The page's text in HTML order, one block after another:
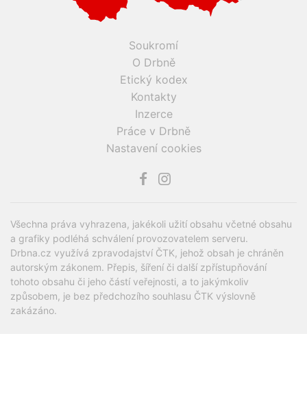
Soukromí
O Drbně
Etický kodex
Kontakty
Inzerce
Práce v Drbně
Nastavení cookies
Všechna práva vyhrazena, jakékoli užití obsahu včetné obsahu
a grafiky podléhá schválení provozovatelem serveru.
Drbna.cz využívá zpravodajství ČTK, jehož obsah je chráněn
autorským zákonem. Přepis, šíření či další zpřístupňování
tohoto obsahu či jeho částí veřejnosti, a to jakýmkoliv
způsobem, je bez předchozího souhlasu ČTK výslovně
zakázáno.